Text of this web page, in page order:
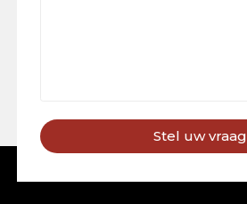
Stel uw vraag